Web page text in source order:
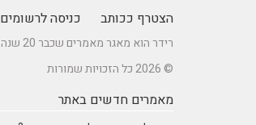
הצטרף ככותב כניסה לרשומים
רידר הוא מאגר מאמרים שכבר 20 שנה מביא לכם את התוכן הטוב ביותר בישראל במגוון תחומים.
© 2026 כל הזכויות שמורות
מאמרים חדשים באתר